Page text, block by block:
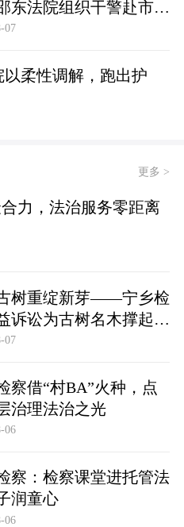
法院组织干警赴市禁
基地参观学习
07
柔性调解，跑出护
更多 >
力，法治服务零距离
树重绽新芽——宁乡检
诉讼为古树名木撑起法
伞”
07
察借“村BA”火种，点
治理法治之光
06
察：检察课堂进托管法
润童心
06